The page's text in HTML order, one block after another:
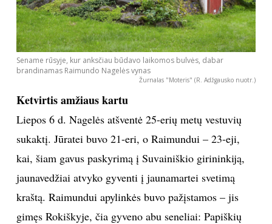
Sename rūsyje, kur anksčiau būdavo laikomos bulvės, dabar
brandinamas Raimundo Nagelės vynas
Žurnalas "Moteris" (R. Adžgausko nuotr.)
Ketvirtis amžiaus kartu
Liepos 6 d. Nagelės atšventė 25-erių metų vestuvių
sukaktį. Jūratei buvo 21-eri, o Raimundui – 23-eji,
kai, šiam gavus paskyrimą į Suvainiškio girininkiją,
jaunavedžiai atvyko gyventi į jaunamartei svetimą
kraštą. Raimundui apylinkės buvo pažįstamos – jis
gimęs Rokiškyje, čia gyveno abu seneliai: Papiškių